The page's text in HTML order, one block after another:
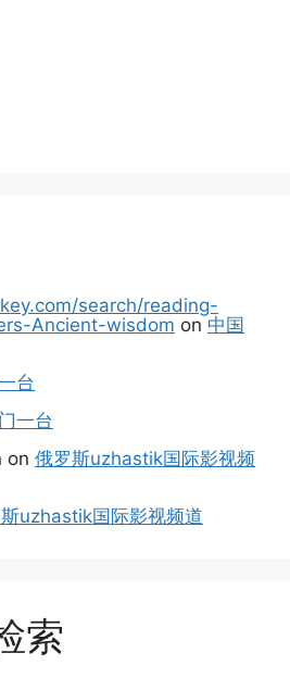
search/reading-
Ancient-wisdom on 中国
台
一台
on 俄罗斯uzhastik国际影视频
uzhastik国际影视频道
索